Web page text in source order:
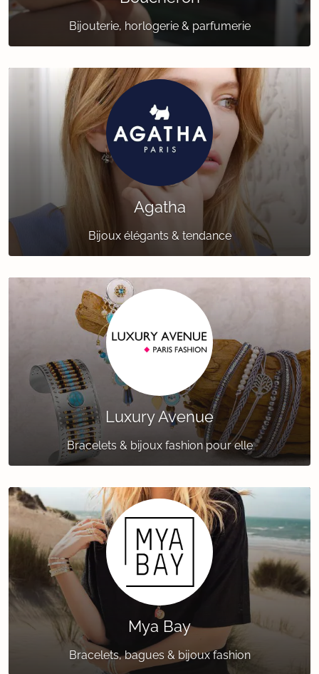
Bijouterie, horlogerie & parfumerie
Agatha
Bijoux élégants & tendance
Luxury Avenue
Bracelets & bijoux fashion pour elle
Mya Bay
Bracelets, bagues & bijoux fashion